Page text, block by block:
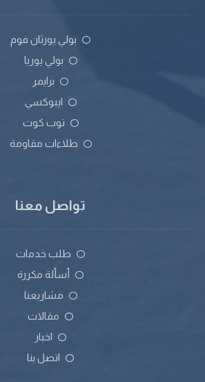
بولي يورثان فوم
بولي يوريا
برايمر
ايبوكسي
توب كوت
طلاءات مقاومة
تواصل معنا
طلب خدمات
أسألة مكررة
مشاريعنا
مقالات
اخبار
اتصل بنا